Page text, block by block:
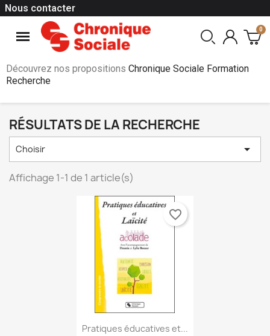
Nous contacter
Découvrez nos propositions Chronique Sociale Formation
Recherche
RÉSULTATS DE LA RECHERCHE
Choisir 
Affichage 1-1 de 1 article(s)
Aperçu rapide
Pratiques éducatives et...
favorite_border